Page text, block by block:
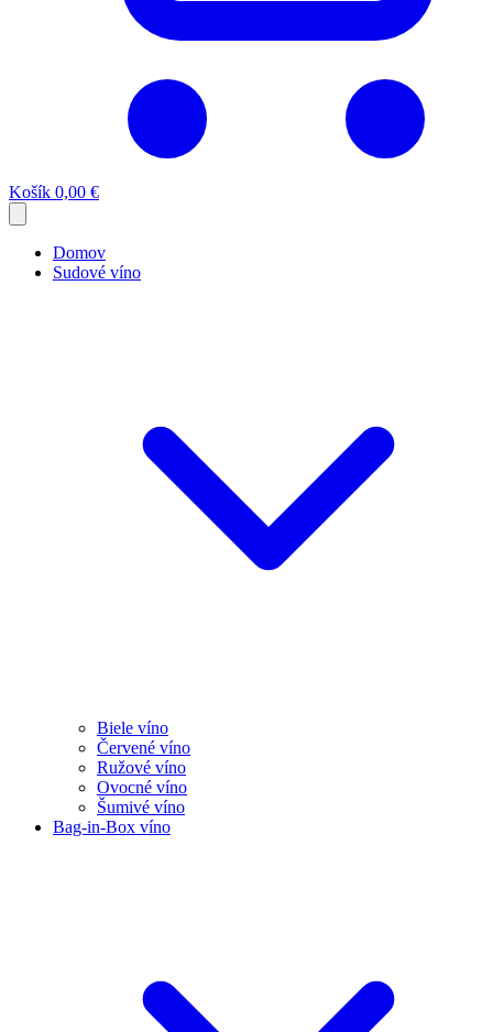
Košík 0,00 €
Domov
Sudové víno
Biele víno
Červené víno
Ružové víno
Ovocné víno
Šumivé víno
Bag-in-Box víno